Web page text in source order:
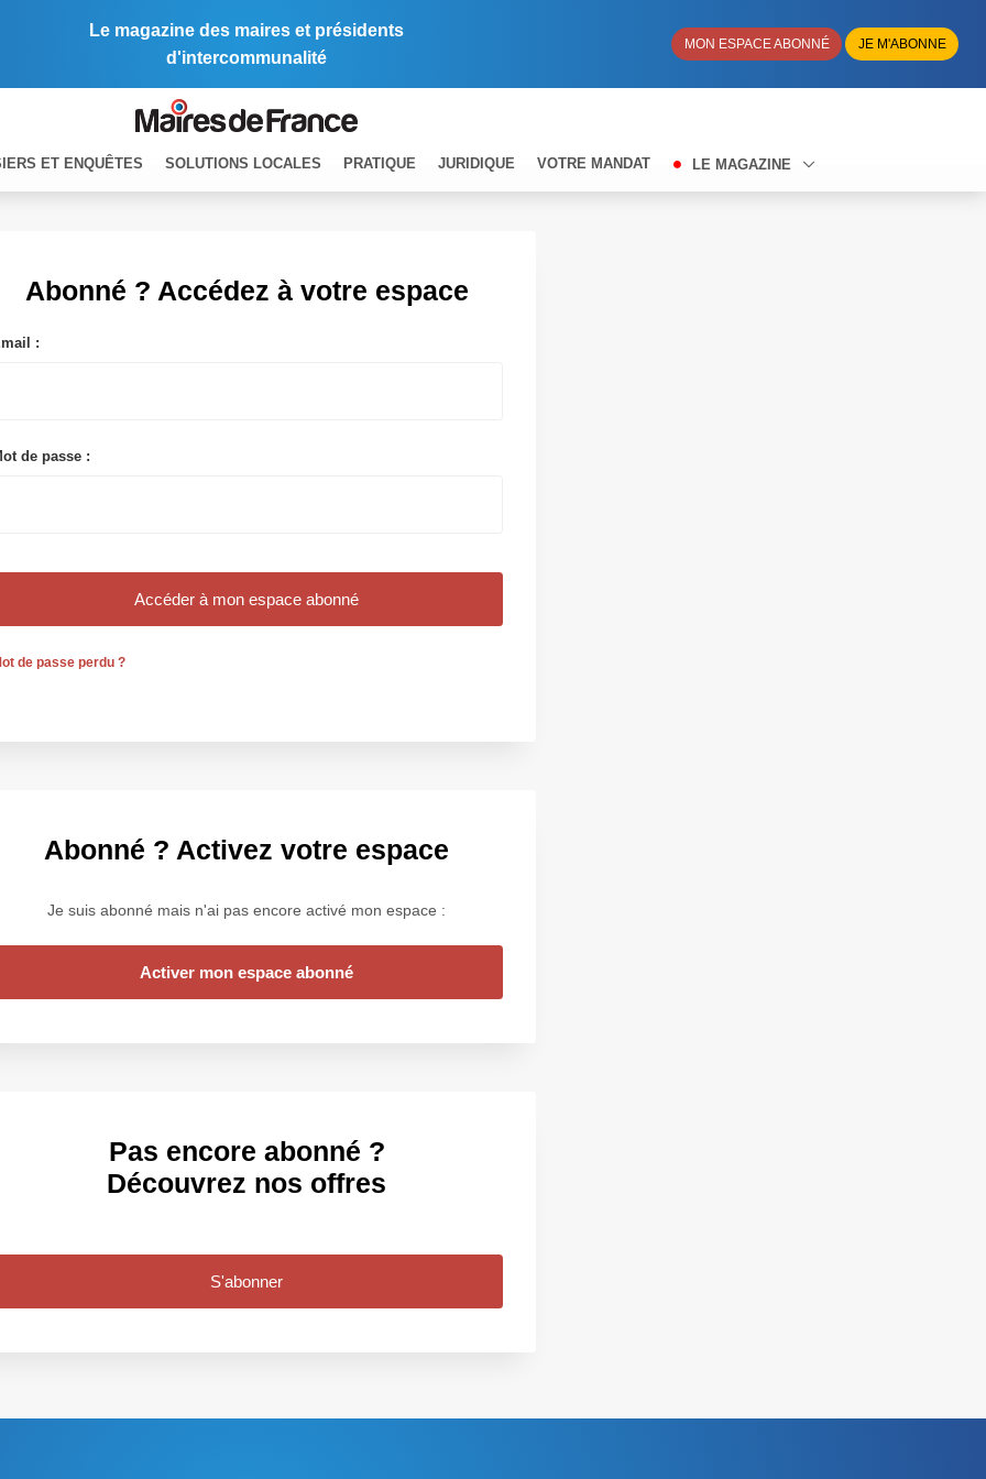
Le magazine des maires et présidents
d'intercommunalité
MON ESPACE ABONNÉ JE M'ABONNE
ET ENQUÊTES SOLUTIONS LOCALES PRATIQUE JURIDIQUE VOTRE MANDAT LE MAGAZINE
Abonné ? Accédez à votre espace
:
de passe :
de passe perdu ?
Abonné ? Activez votre espace
Je suis abonné mais n'ai pas encore activé mon espace :
Activer mon espace abonné
Pas encore abonné ?
Découvrez nos offres
S'abonner